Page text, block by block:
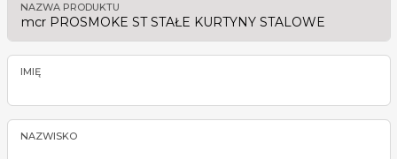
NAZWA PRODUKTU
IMIĘ
NAZWISKO